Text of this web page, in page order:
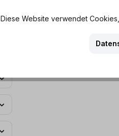
Diese Website verwendet